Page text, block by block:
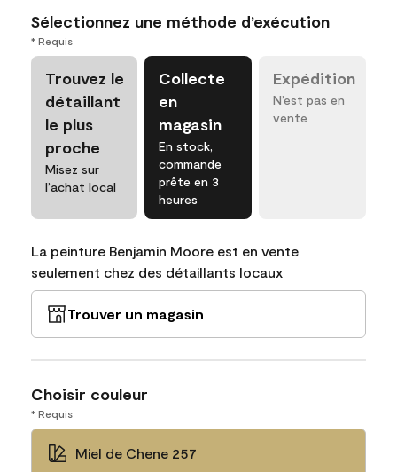
Sélectionnez une méthode d’exécution
* Requis
Trouvez le
détaillant
le plus
proche
Misez sur
l’achat local
Collecte
en
magasin
En stock,
commande
prête en 3
heures
Expédition
N’est pas en
vente
La peinture Benjamin Moore est en vente
seulement chez des détaillants locaux
Trouver un magasin
Choisir couleur
* Requis
Miel de Chene 257